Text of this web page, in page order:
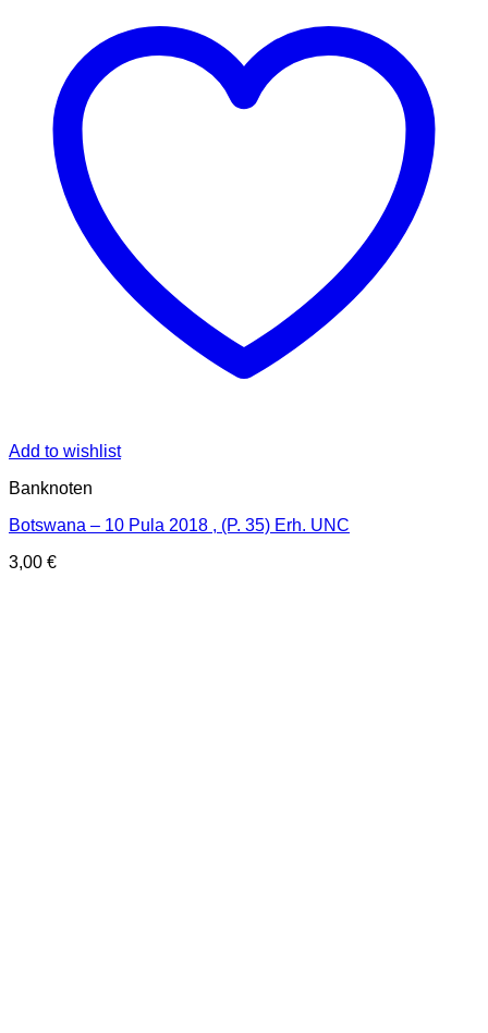
Add to wishlist
Banknoten
Botswana – 10 Pula 2018 , (P. 35) Erh. UNC
3,00 €